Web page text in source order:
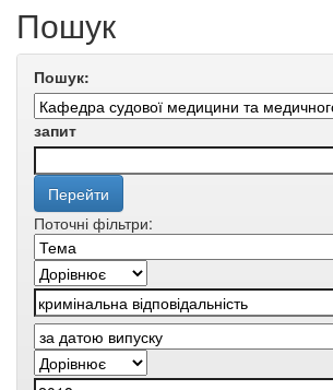
Пошук
Пошук:
запит
Поточні фільтри: